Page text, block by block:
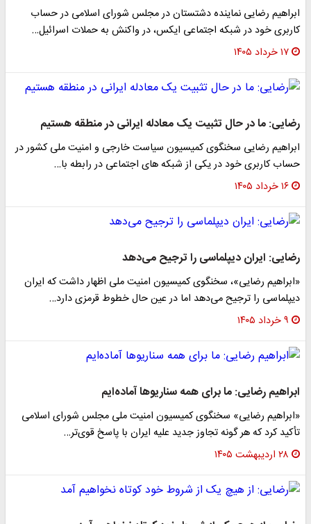
ابراهیم‌ رضایی نماینده دشتستان در مجلس شورای اسلامی در حساب
کاربری خود در شبکه اجتماعی ایکس، در واکنش به حملات اسرائیل…
۱۷ خرداد ۱۴۰۵
رضایی: ما در حال تثبیت یک معادله ایرانی در منطقه هستیم
ابراهیم رضایی سخنگوی کمیسیون سیاست خارجی و امنیت ملی کشور در
حساب کاربری خود در یکی از شبکه های اجتماعی در رابطه با…
۱۶ خرداد ۱۴۰۵
رضایی: ایران دیپلماسی را ترجیح می‌دهد
«ابراهیم رضایی»، سخنگوی کمیسیون امنیت ملی اظهار داشت که ایران
دیپلماسی را ترجیح می‌دهد اما در عین حال خطوط قرمزی دارد…
۹ خرداد ۱۴۰۵
ابراهیم رضایی: ما برای همه سناریوها آماده‌ایم
«ابراهیم رضایی» سخنگوی کمیسیون امنیت ملی مجلس شورای اسلامی
تأکید کرد که هر گونه تجاوز جدید علیه ایران با پاسخ قوی‌تر…
۲۸ اردیبهشت ۱۴۰۵